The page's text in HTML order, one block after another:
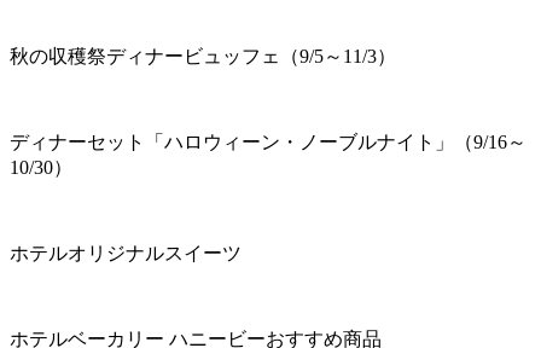
秋の収穫祭ディナービュッフェ（9/5～11/3）
ディナーセット「ハロウィーン・ノーブルナイト」（9/16～
10/30）
ホテルオリジナルスイーツ
ホテルベーカリー ハニービーおすすめ商品